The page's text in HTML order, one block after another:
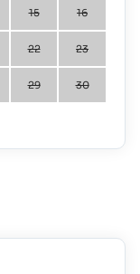
15 16
22 23
29 30